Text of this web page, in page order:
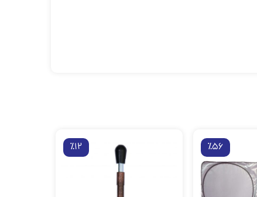
٪56 ٪12